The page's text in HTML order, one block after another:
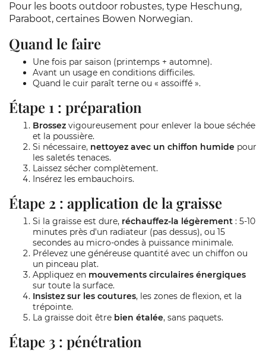
Pour les boots outdoor robustes, type Heschung,
Paraboot, certaines Bowen Norwegian.
Quand le faire
Une fois par saison (printemps + automne).
Avant un usage en conditions difficiles.
Quand le cuir paraît terne ou « assoiffé ».
Étape 1 : préparation
Brossez vigoureusement pour enlever la boue séchée
et la poussière.
Si nécessaire, nettoyez avec un chiffon humide pour
les saletés tenaces.
Laissez sécher complètement.
Insérez les embauchoirs.
Étape 2 : application de la graisse
Si la graisse est dure, réchauffez-la légèrement : 5-10
minutes près d'un radiateur (pas dessus), ou 15
secondes au micro-ondes à puissance minimale.
Prélevez une généreuse quantité avec un chiffon ou
un pinceau plat.
Appliquez en mouvements circulaires énergiques
sur toute la surface.
Insistez sur les coutures, les zones de flexion, et la
trépointe.
La graisse doit être bien étalée, sans paquets.
Étape 3 : pénétration